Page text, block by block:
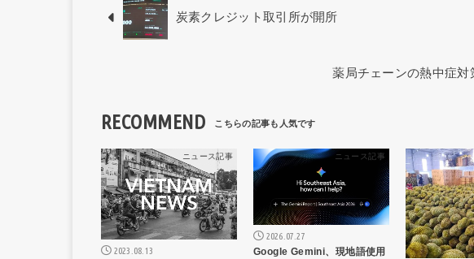
炭素クレジット取引所が開所
薬局チェーンの熱中症
RECOMMEND
ニュース記事
2023.08.13
ニュース記事
2026.07.27
Google Gemini、現地語使用